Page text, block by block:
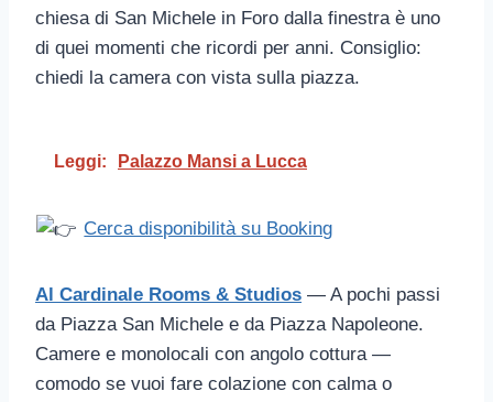
chiesa di San Michele in Foro dalla finestra è uno
di quei momenti che ricordi per anni. Consiglio:
chiedi la camera con vista sulla piazza.
Leggi: Palazzo Mansi a Lucca
Cerca disponibilità su Booking
Al Cardinale Rooms & Studios — A pochi passi
da Piazza San Michele e da Piazza Napoleone.
Camere e monolocali con angolo cottura —
comodo se vuoi fare colazione con calma o